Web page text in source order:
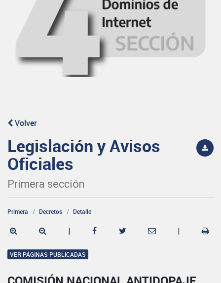
Volver
Legislación y Avisos
Oficiales
Primera sección
Primera Decretos Detalle
| |
VER PÁGINAS PUBLICADAS